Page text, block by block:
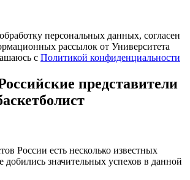
персональных данных, согласен
рассылок от Университета
c Политикой конфиденциальности
представители
России есть несколько известных
добились значительных успехов в данной